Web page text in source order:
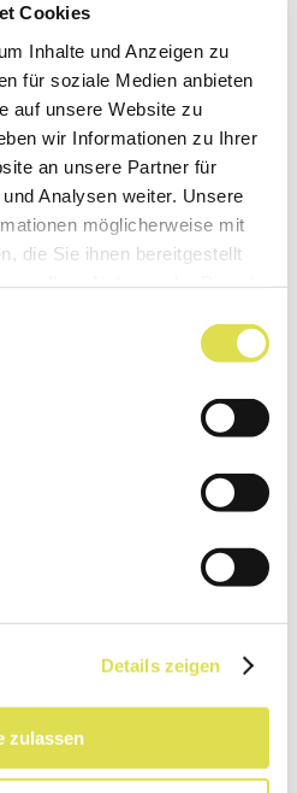
Cookies
Inhalte und Anzeigen zu
für soziale Medien anbieten
auf unsere Website zu
wir Informationen zu Ihrer
an unsere Partner für
Analysen weiter. Unsere
möglicherweise mit
die Sie ihnen bereitgestellt
Details zeigen
zulassen
la cellule
avec l'ADN, il faut